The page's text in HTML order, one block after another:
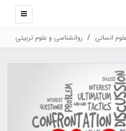
نمایش
انسانی روانشناسی و علوم تربیتی